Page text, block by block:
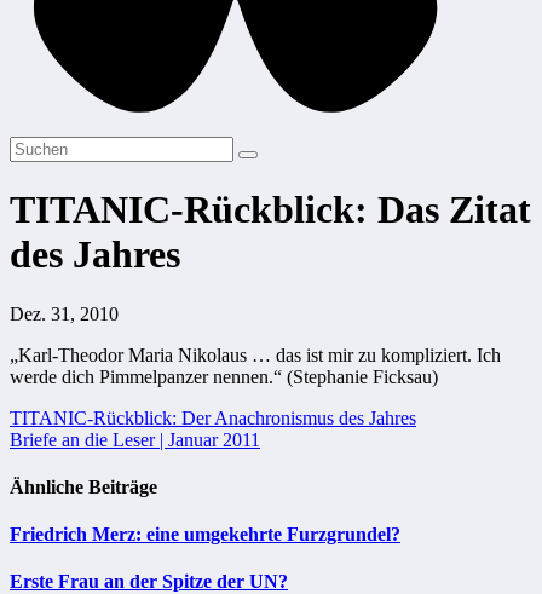
TITANIC-Rückblick: Das Zitat
des Jahres
Dez. 31, 2010
„Karl-Theodor Maria Nikolaus … das ist mir zu kompliziert. Ich
werde dich Pimmelpanzer nennen.“ (Stephanie Ficksau)
Beitragsnavigation
TITANIC-Rückblick: Der Anachronismus des Jahres
Briefe an die Leser | Januar 2011
Ähnliche Beiträge
Friedrich Merz: eine umgekehrte Furzgrundel?
Erste Frau an der Spitze der UN?